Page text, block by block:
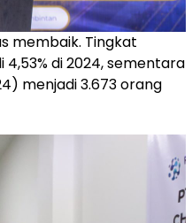
membaik. Tingkat
di 2024, sementara
menjadi 3.673 orang